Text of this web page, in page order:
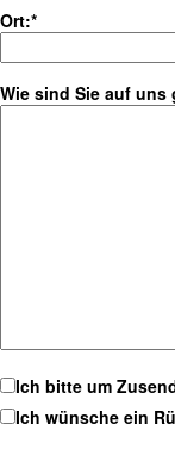
Ort:*
Wie sind Sie auf uns
Ich bitte um
Ich wünsche ein